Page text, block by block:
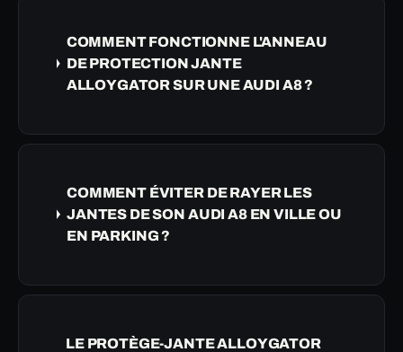
COMMENT FONCTIONNE L'ANNEAU
DE PROTECTION JANTE
ALLOYGATOR SUR UNE AUDI A8 ?
COMMENT ÉVITER DE RAYER LES
JANTES DE SON AUDI A8 EN VILLE OU
EN PARKING ?
LE PROTÈGE-JANTE ALLOYGATOR